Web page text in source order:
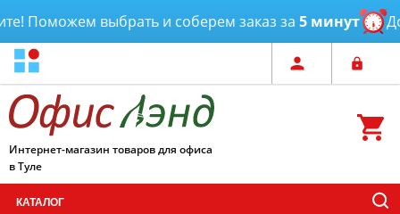
Поможем выбрать и соберем заказ за 5 минут
Интернет-магазин товаров для офиса
в Туле
КАТАЛОГ